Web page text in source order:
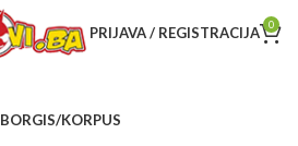
PRIJAVA / REGISTRACIJA 0
BORGIS/KORPUS